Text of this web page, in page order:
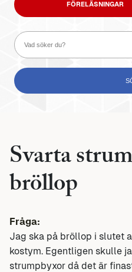
FÖRELÄSNINGAR
Svarta
bröllop
Fråga:
Jag ska på bröllop i slutet
kostym. Egentligen skulle
strumpbyxor då det är